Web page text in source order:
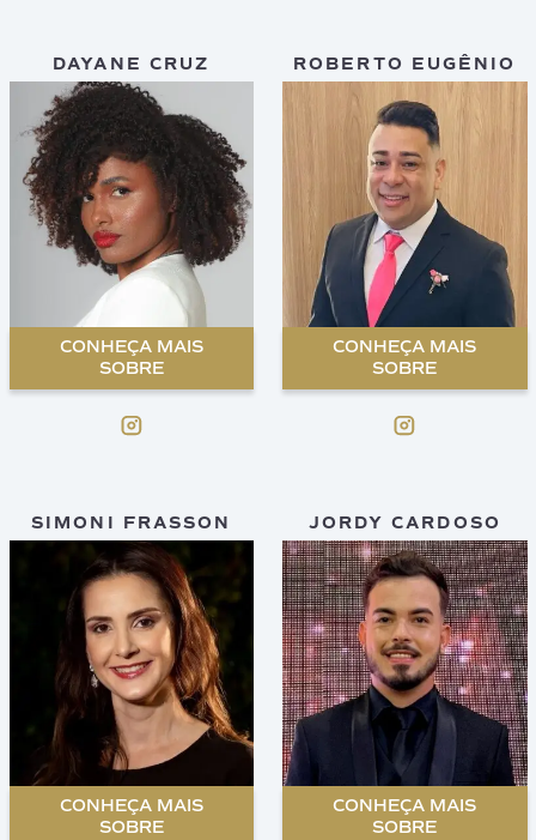
DAYANE CRUZ
CONHEÇA MAIS
SOBRE
ROBERTO EUGÊNIO
CONHEÇA MAIS
SOBRE
SIMONI FRASSON
CONHEÇA MAIS
SOBRE
JORDY CARDOSO
CONHEÇA MAIS
SOBRE